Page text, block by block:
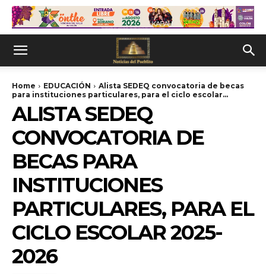
Home EDUCACIÓN
Alista SEDEQ convocatoria de becas
para instituciones particulares, para el ciclo escolar...
ALISTA SEDEQ
CONVOCATORIA DE
BECAS PARA
INSTITUCIONES
PARTICULARES, PARA EL
CICLO ESCOLAR 2025-
2026